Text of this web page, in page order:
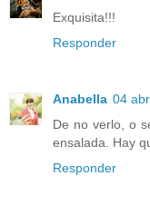
Exquisita!!!
Responder
Anabella 04
De no verlo, o
ensalada. Hay
Responder